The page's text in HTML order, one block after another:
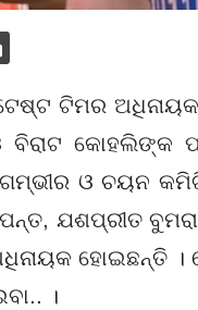
ଟିମର ଅଧିନାୟକ
ଓ ବିରାଟ
ଗମ୍ଭୀର ଓ ଚୟନ
ଯଶପ୍ରୀତ
ହୋଇଛନ୍ତି
।